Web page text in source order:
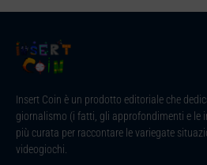
Insert Coin è un prodotto editoriale che
giornalismo (i fatti, gli approfondimenti e le
più curata per raccontare le variegate
videogiochi.